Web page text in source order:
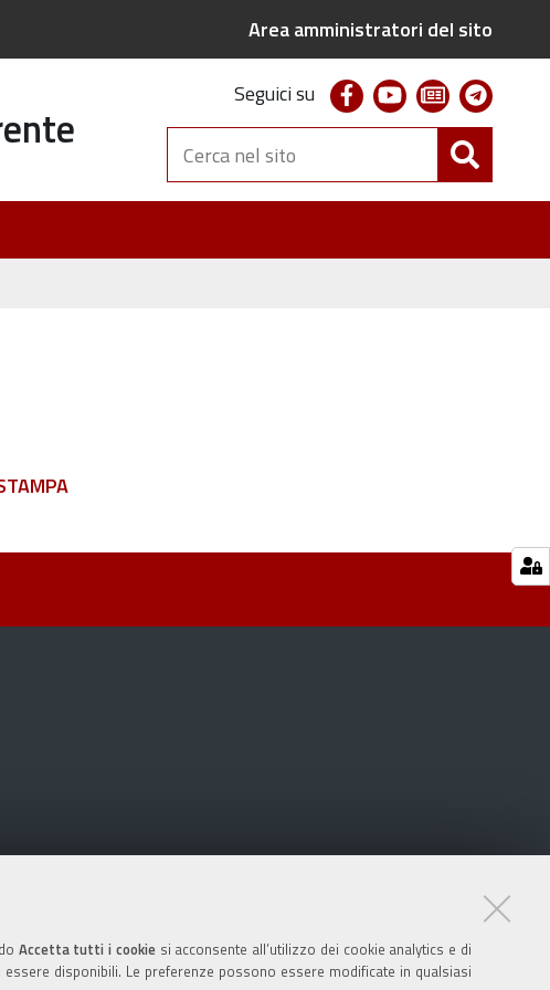
Accetta tutti i cookiesi acconsente all’utilizzo dei cookie analytics e di
disponibili. Le preferenze possono essere modificate in qualsiasi
Area amministratori del sito
Seguici su facebookyoutubenewsletter
Cerca
nel
sito